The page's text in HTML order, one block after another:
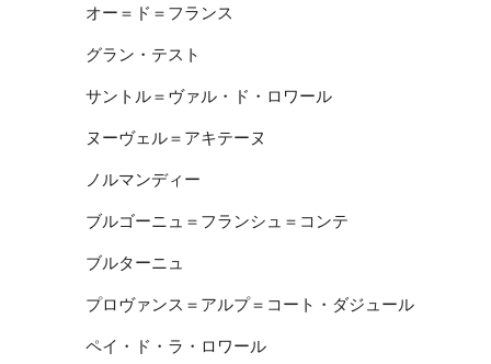
オー＝ド＝フランス
グラン・テスト
サントル＝ヴァル・ド・ロワール
ヌーヴェル＝アキテーヌ
ノルマンディー
ブルゴーニュ＝フランシュ＝コンテ
ブルターニュ
プロヴァンス＝アルプ＝コート・ダジュール
ペイ・ド・ラ・ロワール